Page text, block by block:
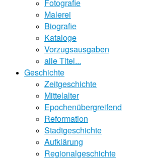
Fotografie
Malerei
Biografie
Kataloge
Vorzugsausgaben
alle Titel...
Geschichte
Zeitgeschichte
Mittelalter
Epochenübergreifend
Reformation
Stadtgeschichte
Aufklärung
Regionalgeschichte